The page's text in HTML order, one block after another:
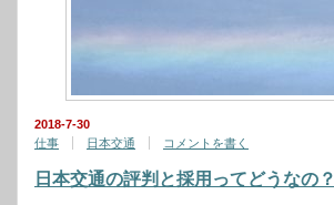
2018-7-30
仕事
日本交通 コメントを書く
日本交通の評判と採用ってどうなの？